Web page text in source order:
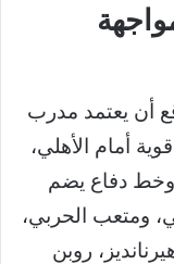
أن يعتمد مدرب
أمام الأهلي،
وخط دفاع يضم
ومتعب الحربي،
روبن